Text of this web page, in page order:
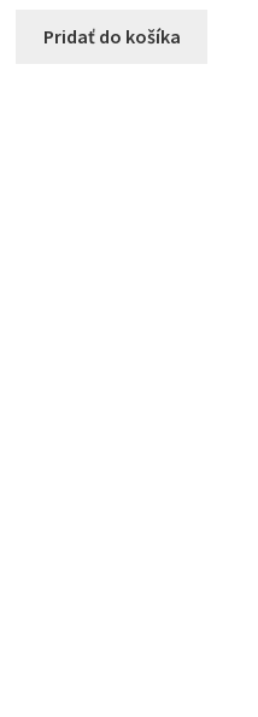
Pridať do košíka